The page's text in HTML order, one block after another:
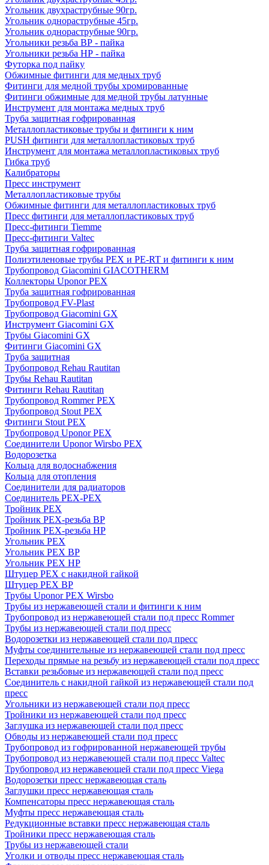
Угольник двухраструбные 90гр.
Угольник однораструбные 45гр.
Угольник однораструбные 90гр.
Угольники резьба ВР - пайка
Угольники резьба НР - пайка
Футорка под пайку
Обжимные фитинги для медных труб
Фитинги для медной трубы хромированные
Фитинги обжимные для медной трубы латунные
Инструмент для монтажа медных труб
Труба защитная гофрированная
Металлопластиковые трубы и фитинги к ним
PUSH фитинги для металлопластиковых труб
Инструмент для монтажа металлопластиковых труб
Гибка труб
Калибраторы
Пресс инструмент
Металлопластиковые трубы
Обжимные фитинги для металлопластиковых труб
Пресс фитинги для металлопластиковых труб
Пресс-фитинги Tiemme
Пресс-фитинги Valtec
Труба защитная гофрированная
Полиэтиленовые трубы PEX и PE-RT и фитинги к ним
Трубопровод Giacomini GIACOTHERM
Коллекторы Uponor PEX
Труба защитная гофрированная
Трубопровод FV-Plast
Трубопровод Giacomini GX
Инструмент Giacomini GX
Трубы Giacomini GX
Фитинги Giacomini GX
Труба защитная
Трубопровод Rehau Rautitan
Трубы Rehau Rautitan
Фитинги Rehau Rautitan
Трубопровод Rommer PEX
Трубопровод Stout PEX
Фитинги Stout PEX
Трубопровод Uponor PEX
Соединители Uponor Wirsbo PEX
Водорозетка
Кольца для водоснабжения
Кольца для отопления
Соединители для радиаторов
Соединитель PEX-PEX
Тройник PEX
Тройник PEX-резьба ВР
Тройник PEX-резьба НР
Угольник PEX
Угольник PEX ВР
Угольник PEX НР
Штуцер PEX c накидной гайкой
Штуцер PEX ВР
Трубы Uponor PEX Wirsbo
Трубы из нержавеющей стали и фитинги к ним
Трубопровод из нержавеющей стали под пресс Rommer
Трубы из нержавеющей стали под пресс
Водорозетки из нержавеющей стали под пресс
Муфты соединительные из нержавеющей стали под пресс
Переходы прямые на резьбу из нержавеющей стали под пресс
Вставки резьбовые из нержавеющей стали под пресс
Соединитель с накидной гайкой из нержавеющей стали под
пресс
Угольники из нержавеющей стали под пресс
Тройники из нержавеющей стали под пресс
Заглушка из нержавеющей стали под пресс
Обводы из нержавеющей стали под пресс
Трубопровод из гофрированной нержавеющей трубы
Трубопровод из нержавеющей стали под пресс Valtec
Трубопровод из нержавеющей стали под пресс Viega
Водорозетки пресс нержавеющая сталь
Заглушки пресс нержавеющая сталь
Компенсаторы пресс нержавеющая сталь
Муфты пресс нержавеющая сталь
Редукционные вставки пресс нержавеющая сталь
Тройники пресс нержавеющая сталь
Трубы из нержавеющей стали
Уголки и отводы пресс нержавеющая сталь